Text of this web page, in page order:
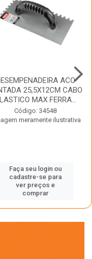
ACO
25,5X12CM CABO
MAX FERRA...
Código: 34548
meramente ilustrativa
Faça seu login ou
cadastre-se para
ver preços e
comprar